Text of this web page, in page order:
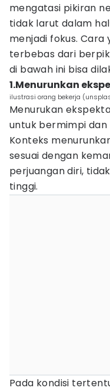
mengatasi pikiran
tidak larut dalam
menjadi fokus. Cara
terbebas dari
di bawah ini bisa
1.Menurunkan
ilustrasi orang bekerja
Menurukan
untuk bermimpi
Konteks
sesuai dengan
perjuangan diri,
tinggi.
Pada kondisi